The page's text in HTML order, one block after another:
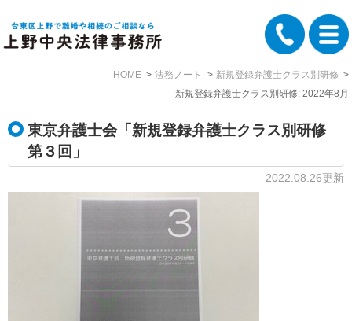
HOME 法務ノート
新規登録弁護士クラス別研修
新規登録弁護士クラス別研修: 2022年8月
東京弁護士会「新規登録弁護士クラス別研修
第３回」
2022.08.26更新